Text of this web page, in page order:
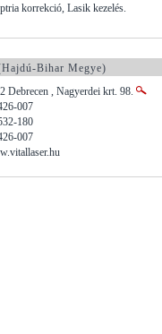
korrekció, Lasik kezelés.
Bihar Megye)
Debrecen , Nagyerdei krt. 98.
007
180
007